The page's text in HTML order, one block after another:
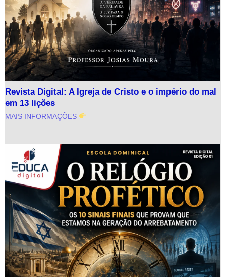
Revista Digital: A Igreja de Cristo e o império do mal
em 13 lições
MAIS INFORMAÇÕES